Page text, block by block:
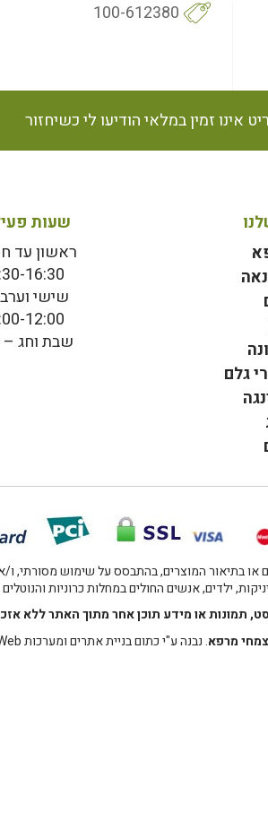
100-612380
אינו זמין במלאי הודיעו לי כשיחזור
גלם
שעות
ראשון עד
16:30
שישי
12:00
שבת וחג –
בתיאור המוצרים, בהתבסס על שימוש מסורתי, ו/
ילדים, אנשים החולים במחלות כרוניות
תמונות או מידע תוכן אחר מתוך האתר ללא
מרפא. נבנה ע"יכתום בניית אתרים ומערכות Web